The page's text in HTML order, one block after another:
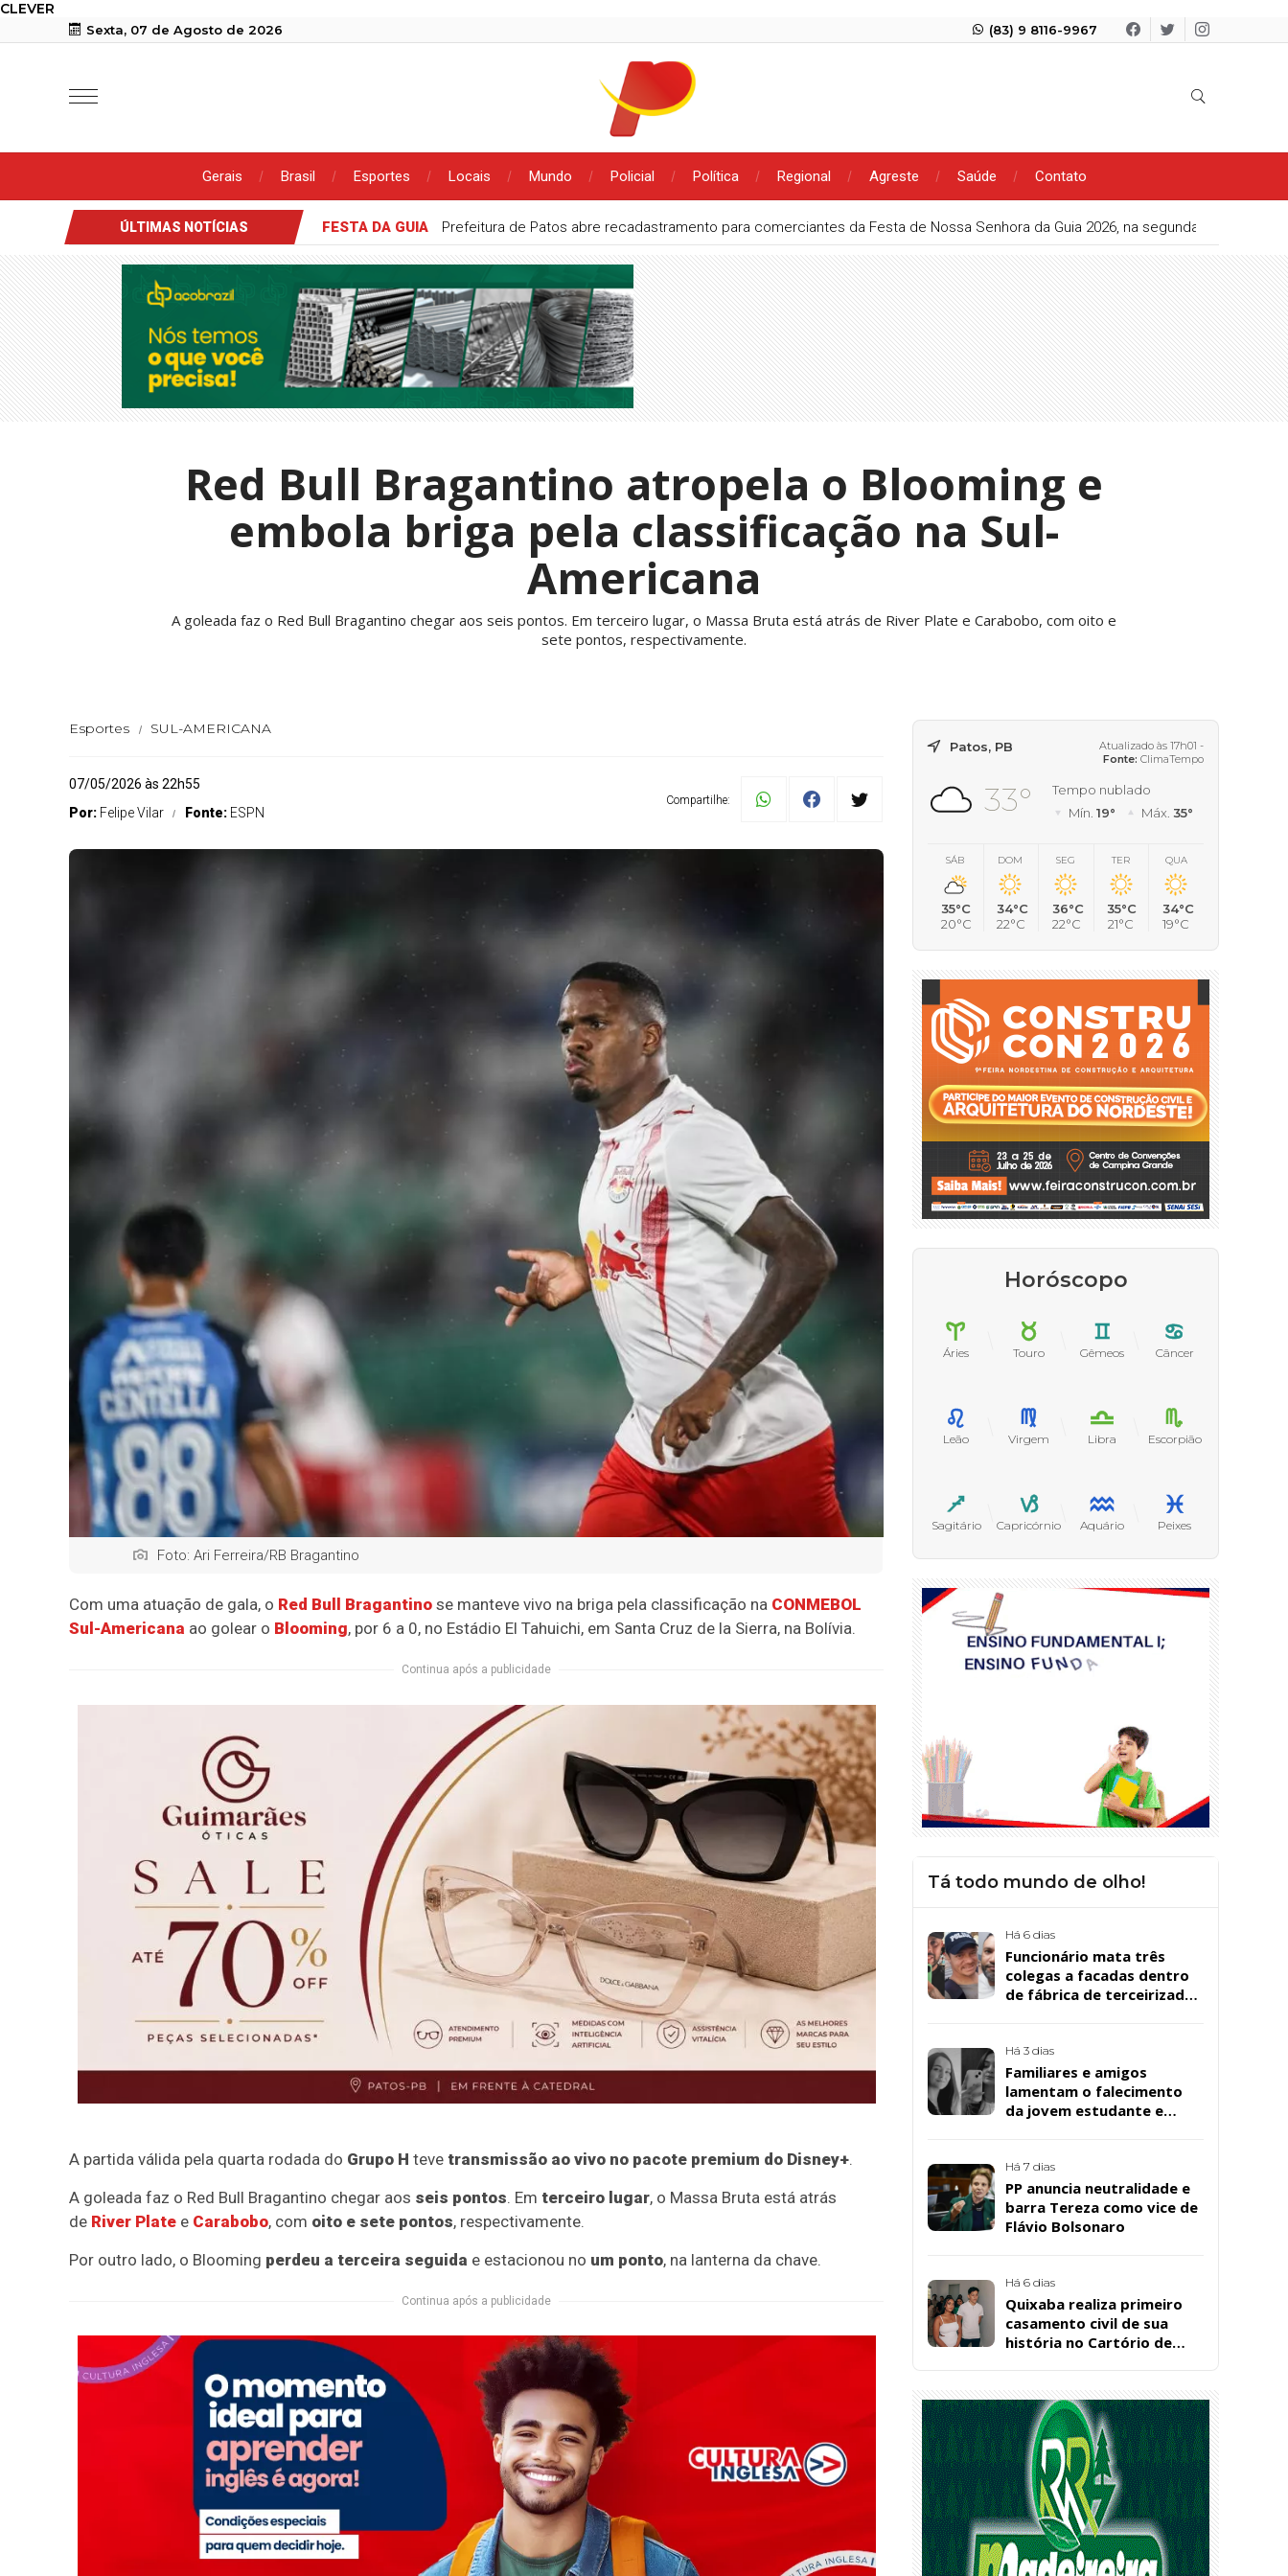
CLEVER
Sexta, 07 de Agosto de 2026 (83) 9 8116-9967
Gerais Brasil Esportes Locais Mundo Policial Política Regional Agreste Saúde Contato
ÚLTIMAS NOTÍCIAS
Gato desaparecido Família procura gato desaparecido no bairro Liberdade e oferece recompensa em Patos
Red Bull Bragantino atropela o Blooming e
embola briga pela classificação na Sul-
Americana
A goleada faz o Red Bull Bragantino chegar aos seis pontos. Em terceiro lugar, o Massa Bruta está atrás de River Plate e Carabobo, com oito e
sete pontos, respectivamente.
Esportes SUL-AMERICANA
07/05/2026 às 22h55
Por: Felipe Vilar Fonte: ESPN
Compartilhe:
Foto: Ari Ferreira/RB Bragantino
Com uma atuação de gala, o Red Bull Bragantino se manteve vivo na briga pela classificação na CONMEBOL
Sul-Americana ao golear o Blooming, por 6 a 0, no Estádio El Tahuichi, em Santa Cruz de la Sierra, na Bolívia.
Continua após a publicidade
A partida válida pela quarta rodada do Grupo H teve transmissão ao vivo no pacote premium do Disney+.
A goleada faz o Red Bull Bragantino chegar aos seis pontos. Em terceiro lugar, o Massa Bruta está atrás
de River Plate e Carabobo, com oito e sete pontos, respectivamente.
Por outro lado, o Blooming perdeu a terceira seguida e estacionou no um ponto, na lanterna da chave.
Continua após a publicidade
Patos, PB
Atualizado às 17h01 -
Fonte: ClimaTempo
33°
Tempo nublado
Mín. 19° Máx. 35°
SÁB
35°C
20°C
DOM
34°C
22°C
SEG
36°C
22°C
TER
35°C
21°C
QUA
34°C
19°C
Horóscopo
Áries Touro Gêmeos Câncer
Leão Virgem Libra Escorpião
Sagitário Capricórnio Aquário Peixes
Tá todo mundo de olho!
Há 6 dias
Funcionário mata três
colegas a facadas dentro
de fábrica de terceirizada
Há 3 dias
Familiares e amigos
lamentam o falecimento
da jovem estudante e
Santos, em Patos
Há 7 dias
PP anuncia neutralidade e
barra Tereza como vice de
Flávio Bolsonaro
Há 6 dias
Quixaba realiza primeiro
casamento civil de sua
história no Cartório de